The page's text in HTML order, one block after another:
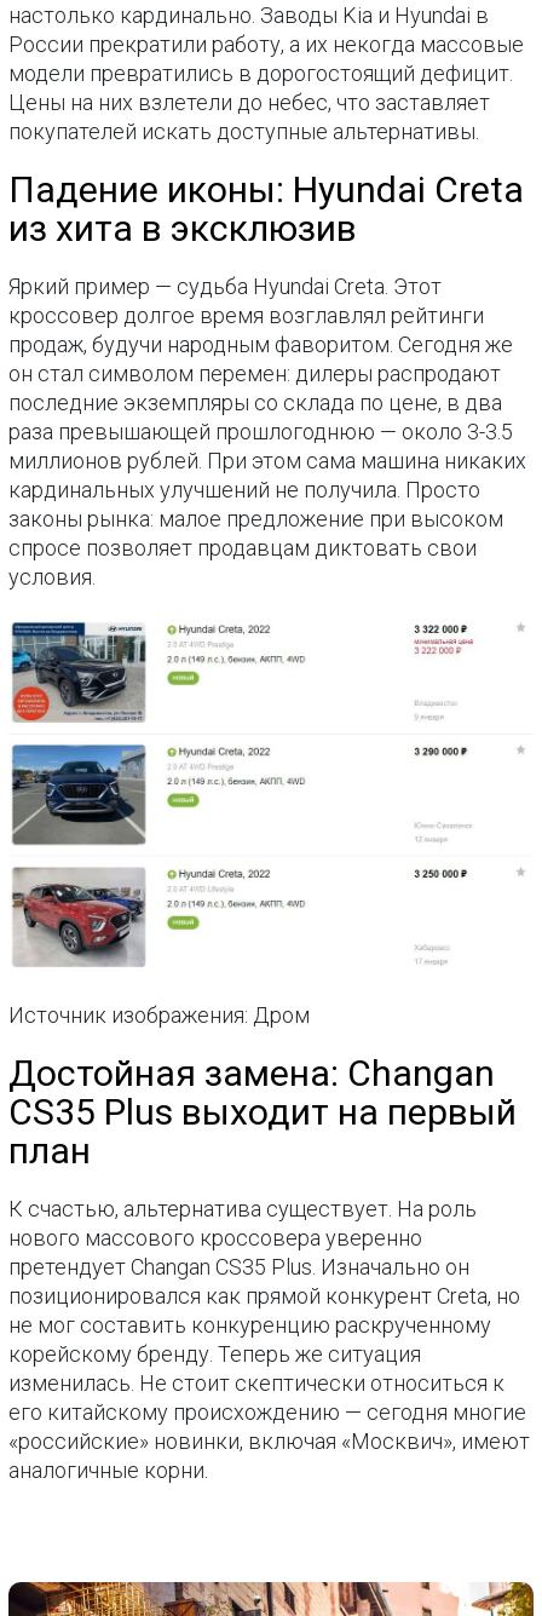
настолько кардинально. Заводы Kia и Hyundai в
России прекратили работу, а их некогда массовые
модели превратились в дорогостоящий дефицит.
Цены на них взлетели до небес, что заставляет
покупателей искать доступные альтернативы.
Падение иконы: Hyundai Creta
из хита в эксклюзив
Яркий пример — судьба Hyundai Creta. Этот
кроссовер долгое время возглавлял рейтинги
продаж, будучи народным фаворитом. Сегодня же
он стал символом перемен: дилеры распродают
последние экземпляры со склада по цене, в два
раза превышающей прошлогоднюю — около 3-3.5
миллионов рублей. При этом сама машина никаких
кардинальных улучшений не получила. Просто
законы рынка: малое предложение при высоком
спросе позволяет продавцам диктовать свои
условия.
Источник изображения: Дром
Достойная замена: Changan
CS35 Plus выходит на первый
план
К счастью, альтернатива существует. На роль
нового массового кроссовера уверенно
претендует Changan CS35 Plus. Изначально он
позиционировался как прямой конкурент Creta, но
не мог составить конкуренцию раскрученному
корейскому бренду. Теперь же ситуация
изменилась. Не стоит скептически относиться к
его китайскому происхождению — сегодня многие
«российские» новинки, включая «Москвич», имеют
аналогичные корни.